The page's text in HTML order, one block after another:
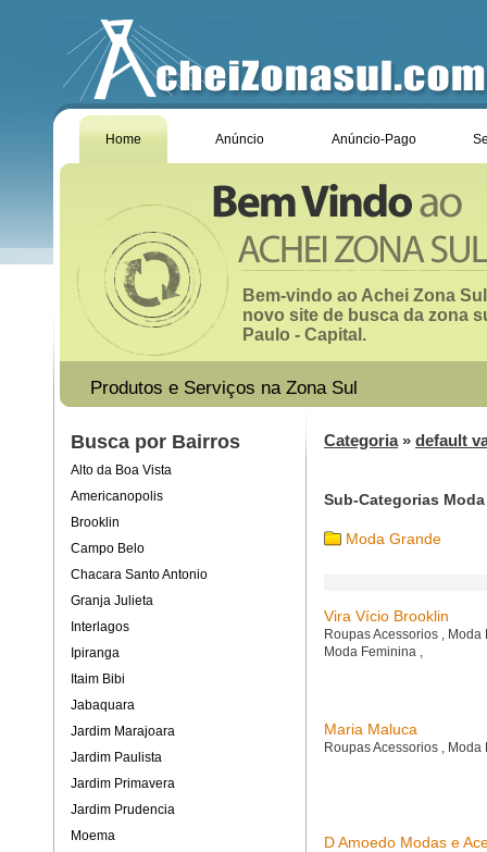
Home Anúncio Anúncio-Pago
Bem-vindo ao Achei Zona
novo site de busca da zona
Paulo - Capital.
Produtos e Serviços na Zona Sul
Busca por Bairros
Alto da Boa Vista
Americanopolis
Brooklin
Campo Belo
Chacara Santo Antonio
Granja Julieta
Interlagos
Ipiranga
Itaim Bibi
Jabaquara
Jardim Marajoara
Jardim Paulista
Jardim Primavera
Jardim Prudencia
Moema
Categoria» default
Sub-Categorias
Moda Grande
Vira Vício Brooklin
Roupas Acessorios , Moda
Moda Feminina ,
Maria Maluca
Roupas Acessorios , Moda
D Amoedo Modas e